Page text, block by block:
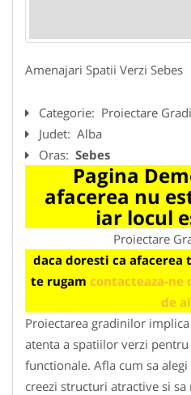
Amenajari Spatii Verzi Sebes
Categorie: Proiectare
Judet: Alba
Oras: Sebes
Pagina
afacerea nu
iar locul
Proiectare
daca doresti ca afacerea
te rugam contacteaza-
de
Proiectarea gradinilor
atenta a spatiilor verzi
functionale. Afla cum sa
creezi structuri atractive si